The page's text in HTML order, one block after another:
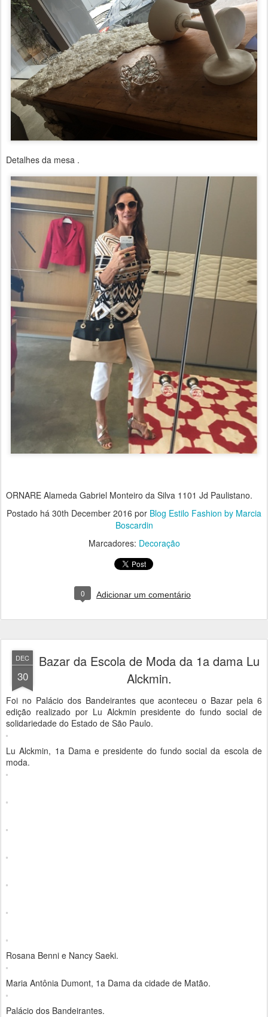
Detalhes da mesa .
ORNARE Alameda Gabriel Monteiro da Silva 1101 Jd Paulistano.
Postado há 30th December 2016 por Blog Estilo Fashion by Marcia
Boscardin
Marcadores: Decoração
0 Adicionar um comentário
DEC
30
Bazar da Escola de Moda da 1a dama Lu
Alckmin.
Foi no Palácio dos Bandeirantes que aconteceu o Bazar pela 6
edição realizado por Lu Alckmin presidente do fundo social de
solidariedade do Estado de São Paulo.
Lu Alckmin, 1a Dama e presidente do fundo social da escola de
moda.
Rosana Benni e Nancy Saeki.
Maria Antônia Dumont, 1a Dama da cidade de Matão.
Palácio dos Bandeirantes.